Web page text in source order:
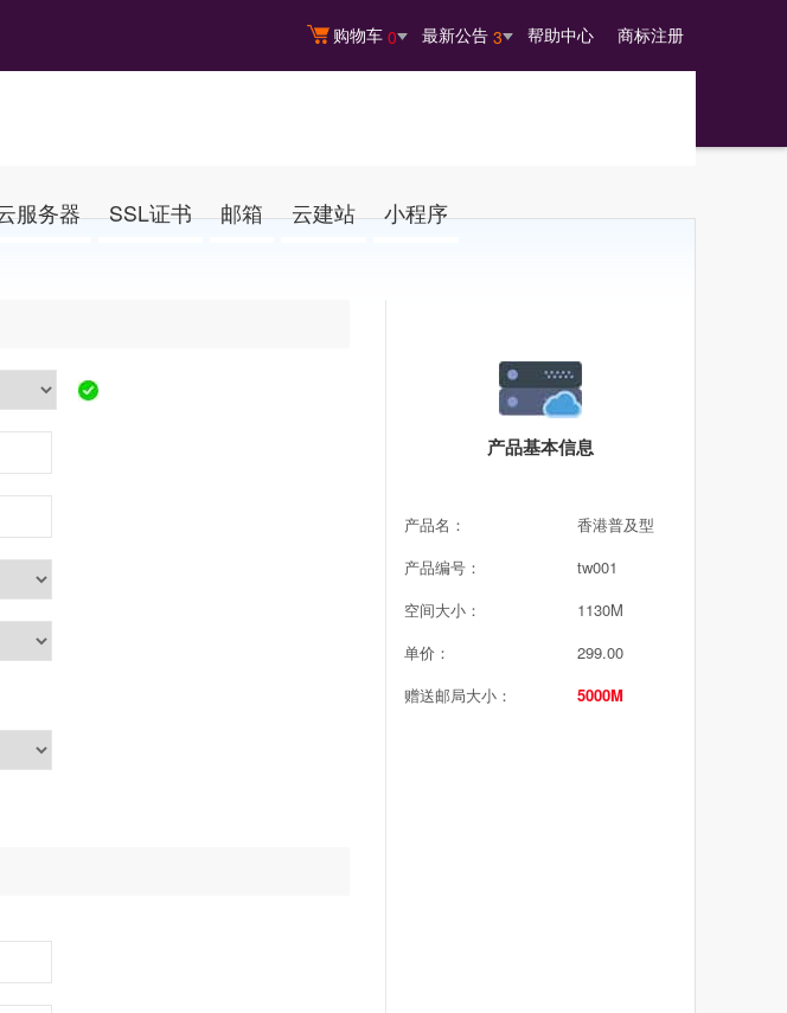
购物车 0 最新公告 3 帮助中心 商标注册
服务器 SSL证书 邮箱 云建站 小程序
产品基本信息
产品名：
香港普及型
产品编号：
tw001
空间大小：
1130M
单价：
299.00
赠送邮局大小：
5000M